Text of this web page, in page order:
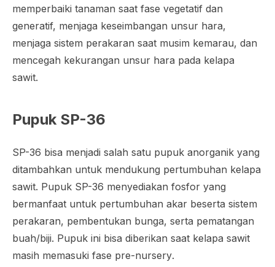
memperbaiki tanaman saat fase vegetatif dan
generatif, menjaga keseimbangan unsur hara,
menjaga sistem perakaran saat musim kemarau, dan
mencegah kekurangan unsur hara pada kelapa
sawit.
Pupuk SP-36
SP-36 bisa menjadi salah satu pupuk anorganik yang
ditambahkan untuk mendukung pertumbuhan kelapa
sawit. Pupuk SP-36 menyediakan fosfor yang
bermanfaat untuk pertumbuhan akar beserta sistem
perakaran, pembentukan bunga, serta pematangan
buah/biji. Pupuk ini bisa diberikan saat kelapa sawit
masih memasuki fase pre-nursery.